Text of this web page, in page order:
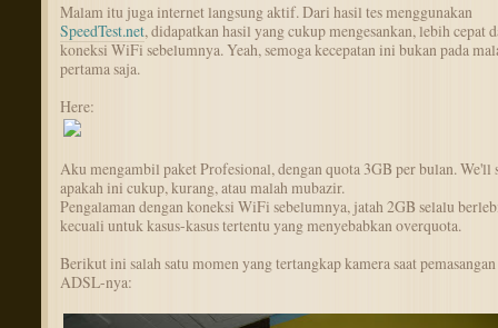
Malam itu juga internet langsung aktif. Dari hasil tes menggunakan
SpeedTest.net, didapatkan hasil yang cukup mengesankan, lebih cepat
koneksi WiFi sebelumnya. Yeah, semoga kecepatan ini bukan pada
pertama saja.
Here:
Aku mengambil paket Profesional, dengan quota 3GB per bulan. We'll
apakah ini cukup, kurang, atau malah mubazir.
Pengalaman dengan koneksi WiFi sebelumnya, jatah 2GB selalu
kecuali untuk kasus-kasus tertentu yang menyebabkan overquota.
Berikut ini salah satu momen yang tertangkap kamera saat
ADSL-nya: